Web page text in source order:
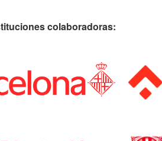
colaboradoras: